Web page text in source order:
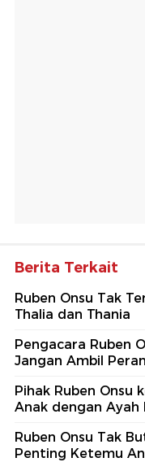
Berita Terkait
Ruben Onsu Tak
Thalia dan Thania
Pengacara Ruben
Jangan Ambil
Pihak Ruben Onsu
Anak dengan Ayah
Ruben Onsu Tak
Penting Ketemu